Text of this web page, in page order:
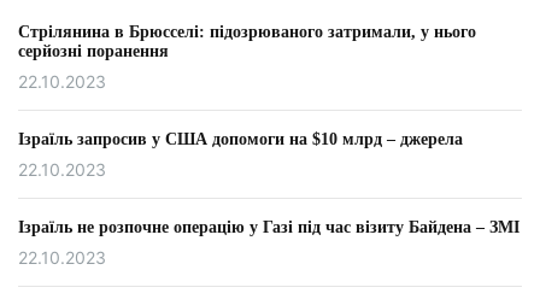
Стрілянина в Брюсселі: підозрюваного затримали, у нього
серйозні поранення
22.10.2023
Ізраїль запросив у США допомоги на $10 млрд – джерела
22.10.2023
Ізраїль не розпочне операцію у Газі під час візиту Байдена – ЗМІ
22.10.2023